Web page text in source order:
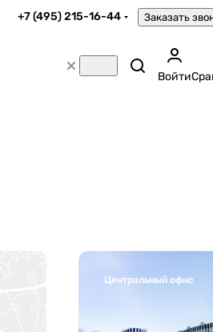
+7 (495) 215-16-44 Заказать
Войти
Центральный офис